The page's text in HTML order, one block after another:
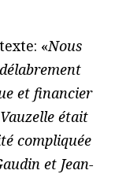
«Nous
et financier
était
compliquée
et Jean-